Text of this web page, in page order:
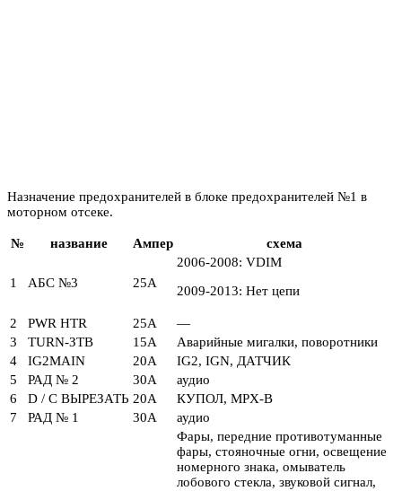
Назначение предохранителей в блоке предохранителей №1 в
моторном отсеке.
№ название Ампер схема
1 АБС №3 25А
2006-2008: VDIM
2009-2013: Нет цепи
2 PWR HTR 25А
—
3
TURN-ЗТВ 15А
Аварийные мигалки, поворотники
4
IG2MAIN 20А
IG2, IGN, ДАТЧИК
5
РАД № 2 30А
аудио
6
D / C ВЫРЕЗАТЬ 20А
КУПОЛ, MPX-B
7
РАД № 1 30А
аудио
Фары, передние противотуманные
фары, стояночные огни, освещение
номерного знака, омыватель
лобового стекла, звуковой сигнал,